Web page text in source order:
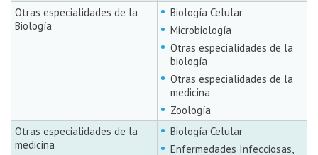
Otras especialidades de la
Biología
Biología Celular
Microbiología
Otras especialidades de la
biología
Otras especialidades de la
medicina
Zoología
Otras especialidades de la
medicina
Biología Celular
Enfermedades Infecciosas,